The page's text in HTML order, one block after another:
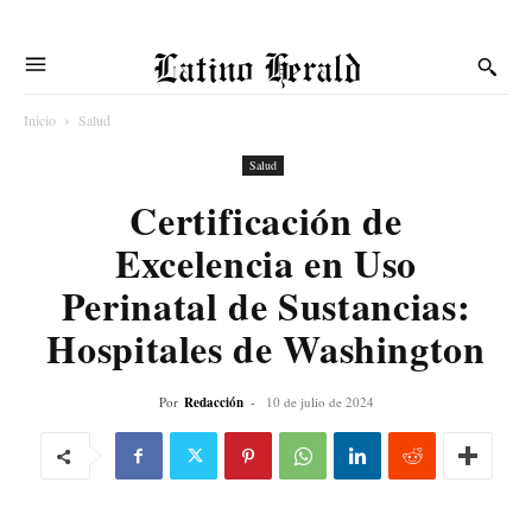
Latino Herald
Inicio Salud
Salud
Certificación de
Excelencia en Uso
Perinatal de Sustancias:
Hospitales de Washington
Por Redacción - 10 de julio de 2024